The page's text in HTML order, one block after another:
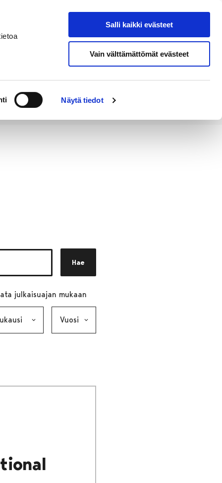
Näytä tiedot
Salli kaikki evästeet
Vain välttämättömät evästeet
Hae sivustolta
Hae
julkaisuajan mukaan